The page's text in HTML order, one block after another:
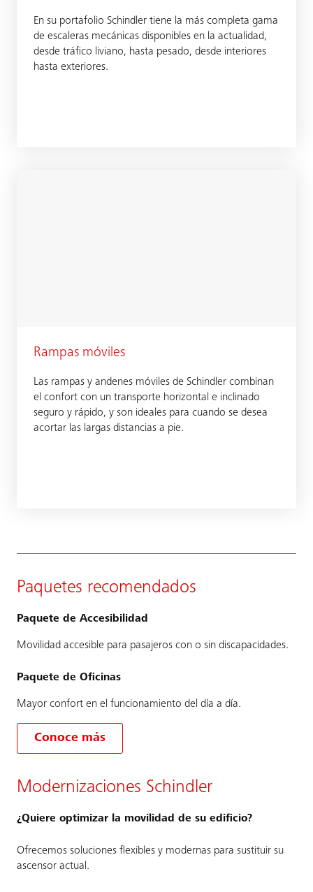
En su portafolio Schindler tiene la más completa gama
de escaleras mecánicas disponibles en la actualidad,
desde tráfico liviano, hasta pesado, desde interiores
hasta exteriores.
Rampas móviles
Las rampas y andenes móviles de Schindler combinan
el confort con un transporte horizontal e inclinado
seguro y rápido, y son ideales para cuando se desea
acortar las largas distancias a pie.
Paquetes recomendados
Paquete de Accesibilidad
Movilidad accesible para pasajeros con o sin discapacidades.
Paquete de Oficinas
Mayor confort en el funcionamiento del día a día.
Conoce más
Modernizaciones Schindler
¿Quiere optimizar la movilidad de su edificio?
Ofrecemos soluciones flexibles y modernas para sustituir su
ascensor actual.